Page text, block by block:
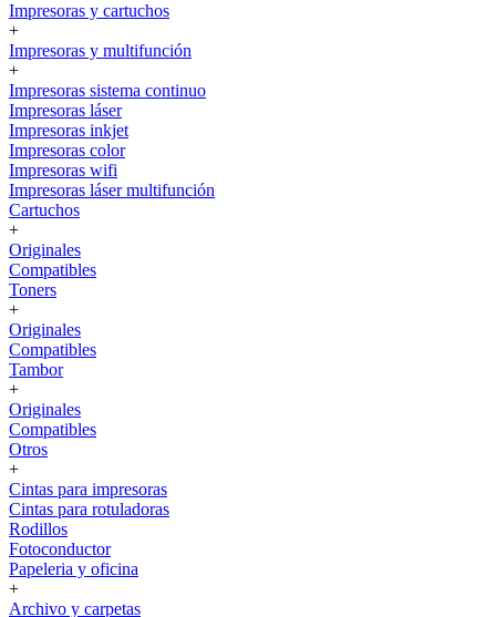
Impresoras y cartuchos
+
Impresoras y multifunción
+
Impresoras sistema continuo
Impresoras láser
Impresoras inkjet
Impresoras color
Impresoras wifi
Impresoras láser multifunción
Cartuchos
+
Originales
Compatibles
Toners
+
Originales
Compatibles
Tambor
+
Originales
Compatibles
Otros
+
Cintas para impresoras
Cintas para rotuladoras
Rodillos
Fotoconductor
Papeleria y oficina
+
Archivo y carpetas